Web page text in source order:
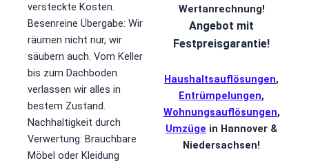
versteckte Kosten.
​Besenreine Übergabe: Wir
räumen nicht nur, wir
säubern auch. Vom Keller
bis zum Dachboden
verlassen wir alles in
bestem Zustand.
​Nachhaltigkeit durch
Verwertung: Brauchbare
Möbel oder Kleidung
Wertanrechnung!
Angebot mit
Festpreisgarantie!
Haushaltsauflösungen,
Entrümpelungen,
Wohnungsauflösungen,
Umzüge in Hannover &
Niedersachsen!